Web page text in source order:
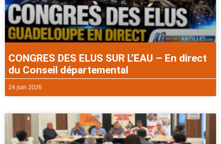
CONGRES DES ELUS SUR L’EAU – En direct
du Conseil départemental
24 juin 2026